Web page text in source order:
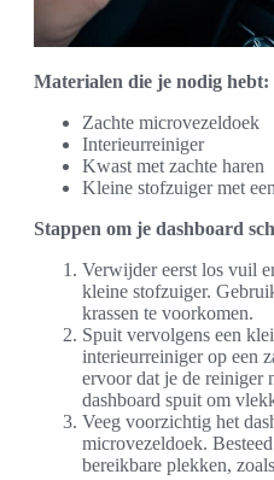
Materialen die je nodig hebt:
Zachte microvezeldoek
Interieurreiniger
Kwast met zachte haren
Kleine stofzuiger met
Stappen om je dashboard
Verwijder eerst los vuil
kleine stofzuiger.
krassen te voorkomen.
Spuit vervolgens een
interieurreiniger op een
ervoor dat je de reiniger
dashboard spuit om
Veeg voorzichtig het
microvezeldoek.
bereikbare plekken,